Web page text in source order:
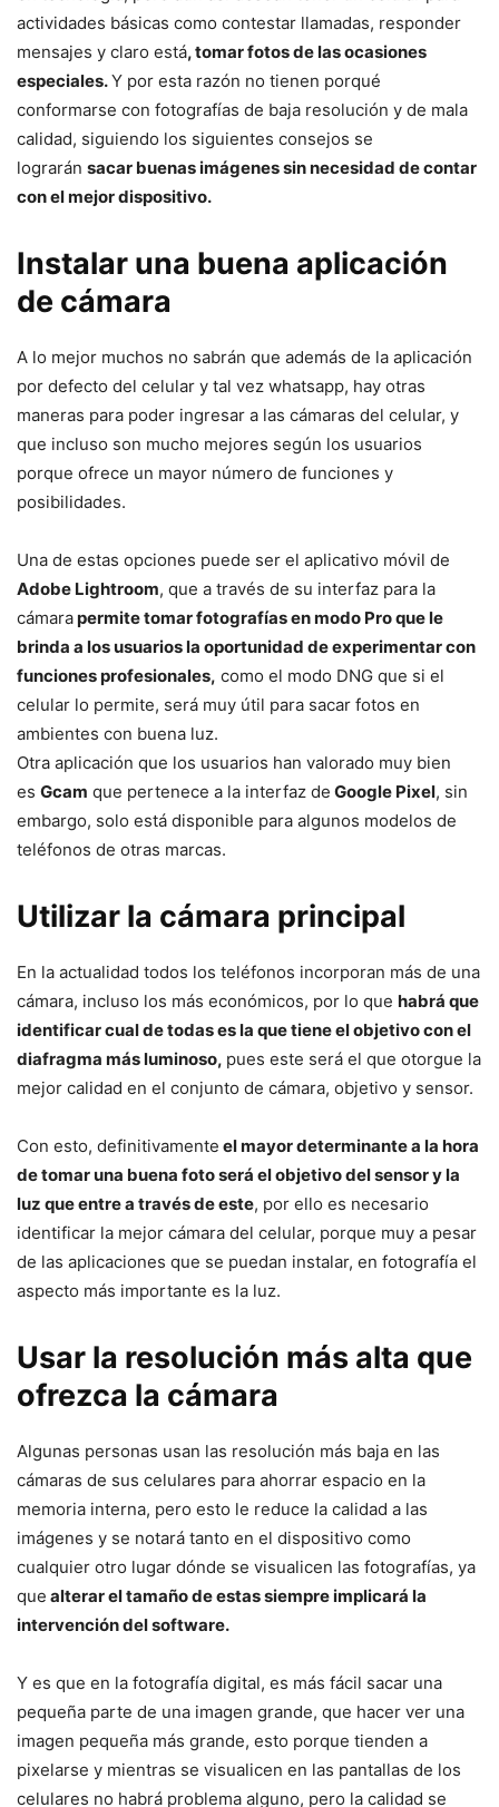
actividades básicas como contestar llamadas, responder
mensajes y claro está, tomar fotos de las ocasiones
especiales.Y por esta razón no tienen porqué
conformarse con fotografías de baja resolución y de mala
calidad, siguiendo los siguientes consejos se
lograrán sacar buenas imágenes sin necesidad de contar
con el mejor dispositivo.
Instalar una buena aplicación
de cámara
A lo mejor muchos no sabrán que además de la aplicación
por defecto del celular y tal vez whatsapp, hay otras
maneras para poder ingresar a las cámaras del celular, y
que incluso son mucho mejores según los usuarios
porque ofrece un mayor número de funciones y
posibilidades.
Una de estas opciones puede ser el aplicativo móvil de
Adobe Lightroom, que a través de su interfaz para la
cámarapermite tomar fotografías en modo Pro que le
brinda a los usuarios la oportunidad de experimentar con
funciones profesionales, como el modo DNG que si el
celular lo permite, será muy útil para sacar fotos en
ambientes con buena luz.
Otra aplicación que los usuarios han valorado muy bien
es Gcam que pertenece a la interfaz de Google Pixel, sin
embargo, solo está disponible para algunos modelos de
teléfonos de otras marcas.
Utilizar la cámara principal
En la actualidad todos los teléfonos incorporan más de una
cámara, incluso los más económicos, por lo que habrá que
identificar cual de todas es la que tiene el objetivo con el
diafragma más luminoso, pues este será el que otorgue la
mejor calidad en el conjunto de cámara, objetivo y sensor.
Con esto, definitivamente el mayor determinante a la hora
de tomar una buena foto será el objetivo del sensor y la
luz que entre a través de este, por ello es necesario
identificar la mejor cámara del celular, porque muy a pesar
de las aplicaciones que se puedan instalar, en fotografía el
aspecto más importante es la luz.
Usar la resolución más alta que
ofrezca la cámara
Algunas personas usan las resolución más baja en las
cámaras de sus celulares para ahorrar espacio en la
memoria interna, pero esto le reduce la calidad a las
imágenes y se notará tanto en el dispositivo como
cualquier otro lugar dónde se visualicen las fotografías, ya
que alterar el tamaño de estas siempre implicará la
intervención del software.
Y es que en la fotografía digital, es más fácil sacar una
pequeña parte de una imagen grande, que hacer ver una
imagen pequeña más grande, esto porque tienden a
pixelarse y mientras se visualicen en las pantallas de los
celulares no habrá problema alguno, pero la calidad se